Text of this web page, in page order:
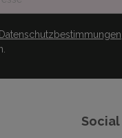
Datenschutzbestimmungen